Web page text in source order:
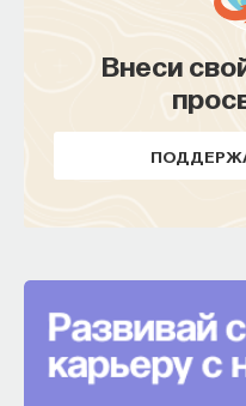
Внеси